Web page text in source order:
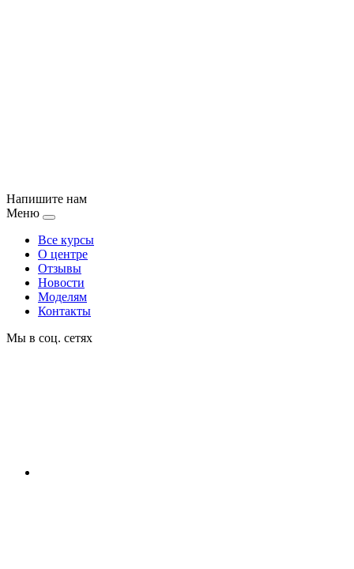
Напишите нам
Меню
Все курсы
О центре
Отзывы
Новости
Моделям
Контакты
Мы в соц. сетях